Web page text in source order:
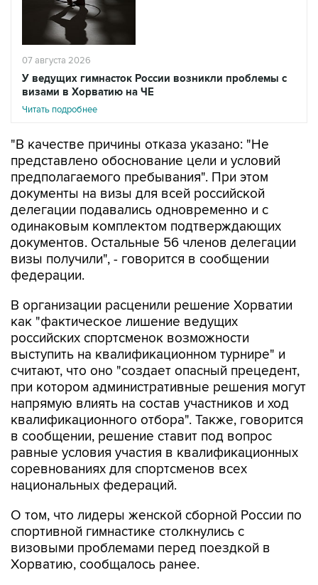
07 августа 2026
У ведущих гимнасток России возникли проблемы с
визами в Хорватию на ЧЕ
Читать подробнее
"В качестве причины отказа указано: "Не
представлено обоснование цели и условий
предполагаемого пребывания". При этом
документы на визы для всей российской
делегации подавались одновременно и с
одинаковым комплектом подтверждающих
документов. Остальные 56 членов делегации
визы получили", - говорится в сообщении
федерации.
В организации расценили решение Хорватии
как "фактическое лишение ведущих
российских спортсменок возможности
выступить на квалификационном турнире" и
считают, что оно "создает опасный прецедент,
при котором административные решения могут
напрямую влиять на состав участников и ход
квалификационного отбора". Также, говорится
в сообщении, решение ставит под вопрос
равные условия участия в квалификационных
соревнованиях для спортсменов всех
национальных федераций.
О том, что лидеры женской сборной России по
спортивной гимнастике столкнулись с
визовыми проблемами перед поездкой в
Хорватию, сообщалось ранее.